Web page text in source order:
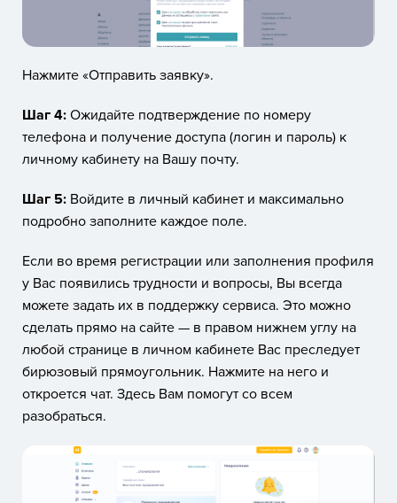
Нажмите «Отправить заявку».
Шаг 4: Ожидайте подтверждение по номеру
телефона и получение доступа (логин и пароль) к
личному кабинету на Вашу почту.
Шаг 5: Войдите в личный кабинет и максимально
подробно заполните каждое поле.
Если во время регистрации или заполнения профиля
у Вас появились трудности и вопросы, Вы всегда
можете задать их в поддержку сервиса. Это можно
сделать прямо на сайте — в правом нижнем углу на
любой странице в личном кабинете Вас преследует
бирюзовый прямоугольник. Нажмите на него и
откроется чат. Здесь Вам помогут со всем
разобраться.